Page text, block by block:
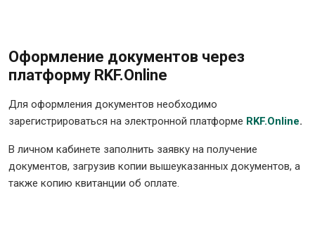
Оформление документов через
платформу RKF.Online
Для оформления документов необходимо
зарегистрироваться на электронной платформе RKF.Online.
В личном кабинете заполнить заявку на получение
документов, загрузив копии вышеуказанных документов, а
также копию квитанции об оплате.